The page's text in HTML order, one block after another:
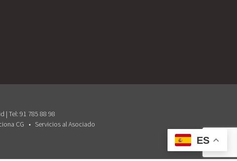
| Tel: 91 785 88 98
CG Servicios al Asociado
ES